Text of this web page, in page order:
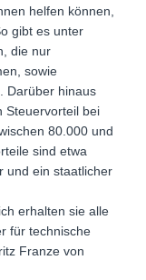
helfen können,
gibt es unter
die nur
sowie
Darüber hinaus
Steuervorteil bei
80.000 und
sind etwa
und ein staatlicher
erhalten sie alle
für technische
Franze von